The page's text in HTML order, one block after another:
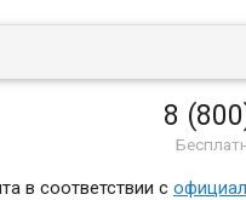
8
в соответствии с